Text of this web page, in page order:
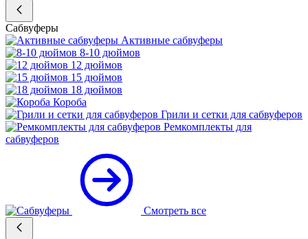
Сабвуферы
Активные сабвуферы
8-10 дюймов
12 дюймов
15 дюймов
18 дюймов
Короба
Грили и сетки для сабвуферов
Ремкомплекты для
сабвуферов
Смотреть все